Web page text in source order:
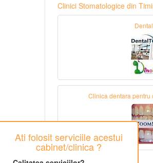
Ati folosit serviciile acestui
cabinet/clinica ?
Clinici Stomatologice din
Clinica dentara pentru